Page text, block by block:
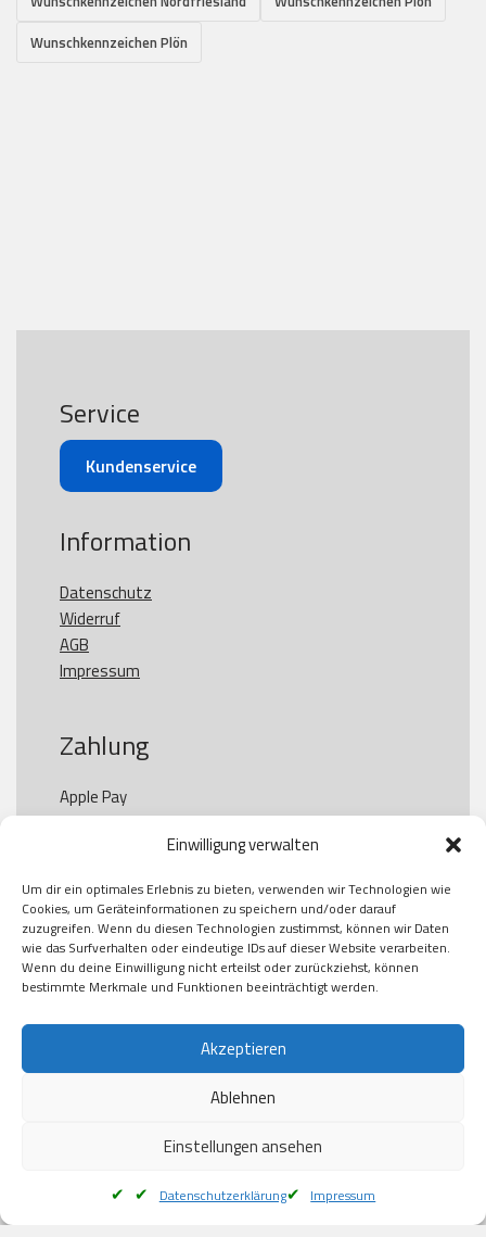
Einwilligung verwalten
Um dir ein optimales Erlebnis zu bieten, verwenden wir Technologien wie
Cookies, um Geräteinformationen zu speichern und/oder darauf
zuzugreifen. Wenn du diesen Technologien zustimmst, können wir Daten
wie das Surfverhalten oder eindeutige IDs auf dieser Website verarbeiten.
Wenn du deine Einwilligung nicht erteilst oder zurückziehst, können
bestimmte Merkmale und Funktionen beeinträchtigt werden.
Akzeptieren
Ablehnen
Einstellungen ansehen
Datenschutzerklärung Impressum
Wunschkennzeichen Plön
Service
Kundenservice
Information
Datenschutz
Widerruf
AGB
Impressum
Zahlung
Apple Pay
Paypal
Kauf auf Rechung
Klarna
American Express